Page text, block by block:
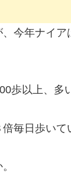
今年ナイ
歩以上、多
毎日歩いて